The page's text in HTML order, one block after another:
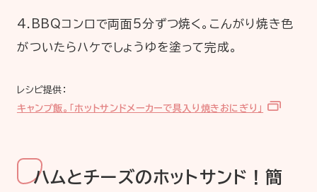
​4.BBQコンロで両面5分ずつ焼く。こんがり焼き色
がついたらハケでしょうゆを塗って完成。
レシピ提供：
キャンプ飯。「ホットサンドメーカーで具入り焼きおにぎり」
ハムとチーズのホットサンド！簡